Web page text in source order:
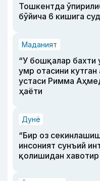
Тошкентда
бўйича 6 кишига
Маданият
“У бошқалар бахти
умр отасини
устаси Римма
ҳаёти
Дунё
“Бир оз
инсоният сунъий
қолишидан